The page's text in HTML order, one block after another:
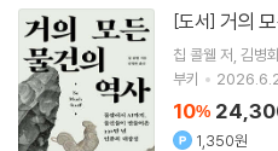
[도서] 거의
칩 콜웰 저 김병
부키
10%
1,350원